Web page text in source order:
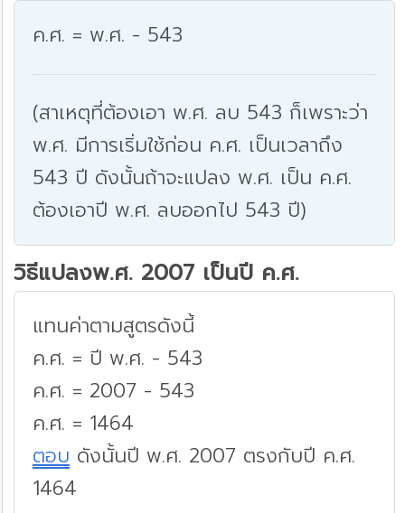
ค.ศ. = พ.ศ. - 543
(สาเหตุที่ต้องเอา พ.ศ. ลบ 543 ก็เพราะว่า
พ.ศ. มีการเริ่มใช้ก่อน ค.ศ. เป็นเวลาถึง
543 ปี ดังนั้นถ้าจะแปลง พ.ศ. เป็น ค.ศ.
ต้องเอาปี พ.ศ. ลบออกไป 543 ปี)
วิธีแปลงพ.ศ. 2007 เป็นปี ค.ศ.
แทนค่าตามสูตรดังนี้
ค.ศ. = ปี พ.ศ. - 543
ค.ศ. = 2007 - 543
ค.ศ. = 1464
ตอบ ดังนั้นปี พ.ศ. 2007 ตรงกับปี ค.ศ.
1464